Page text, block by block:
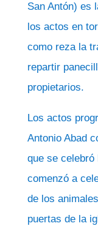
San Antón) es
los actos en
como reza la
repartir
propietarios.
Los actos
Antonio Abad
que se celebró
comenzó a
de los
puertas de la